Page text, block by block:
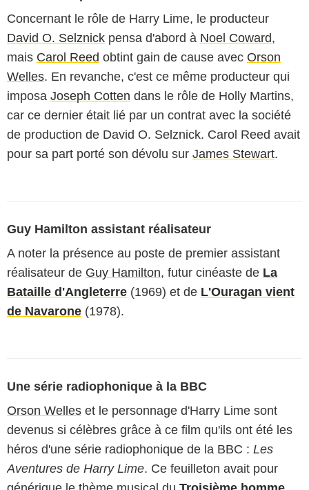
Concernant le rôle de Harry Lime, le producteur
David O. Selznick pensa d'abord à Noel Coward,
mais Carol Reed obtint gain de cause avec Orson
Welles. En revanche, c'est ce même producteur qui
imposa Joseph Cotten dans le rôle de Holly Martins,
car ce dernier était lié par un contrat avec la société
de production de David O. Selznick. Carol Reed avait
pour sa part porté son dévolu sur James Stewart.
Guy Hamilton assistant réalisateur
A noter la présence au poste de premier assistant
réalisateur de Guy Hamilton, futur cinéaste de La
Bataille d'Angleterre (1969) et de L'Ouragan vient
de Navarone (1978).
Une série radiophonique à la BBC
Orson Welles et le personnage d'Harry Lime sont
devenus si célèbres grâce à ce film qu'ils ont été les
héros d'une série radiophonique de la BBC : Les
Aventures de Harry Lime. Ce feuilleton avait pour